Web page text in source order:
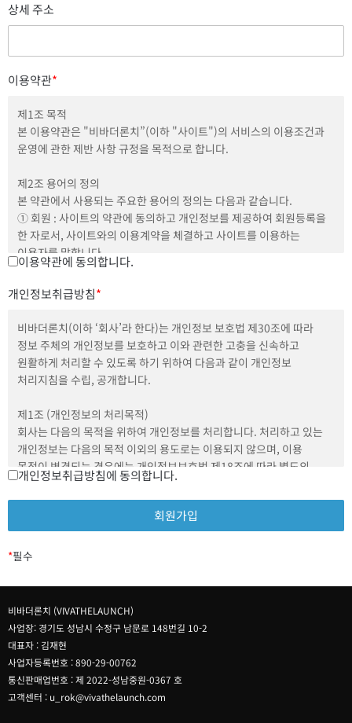
상세 주소
이용약관*
제1조 목적
본 이용약관은 "비바더론치”(이하 "사이트")의 서비스의 이용조건과
운영에 관한 제반 사항 규정을 목적으로 합니다.
제2조 용어의 정의
본 약관에서 사용되는 주요한 용어의 정의는 다음과 같습니다.
① 회원 : 사이트의 약관에 동의하고 개인정보를 제공하여 회원등록을
한 자로서, 사이트와의 이용계약을 체결하고 사이트를 이용하는
이용자를 말합니다.
② 이용계약 : 사이트 이용과 관련하여 사이트와 회원간에 체결 하는
계약을 말합니다.
③ 회원 아이디(이하 "ID") : 회원의 식별과 회원의 서비스 이용을
위하여 회원별로 부여하는 고유한 문자와 숫자의 조합을 말합니다.
④ 비밀번호 : 회원이 부여받은 ID와 일치된 회원임을 확인하고 회원의
권익 보호를 위하여 회원이 선정한 문자와 숫자의 조합을 말합니다.
⑤ 운영자 : 서비스에 홈페이지를 개설하여 운영하는 운영자를
⑥ 해지 : 회원이 이용계약을 해약하는 것을 말합니다.
제3조 약관 외 준칙
운영자는 필요한 경우 별도로 운영정책을 공지 안내할 수 있으며, 본
약관과 운영정책이 중첩될 경우 운영정책이 우선 적용됩니다.
① 이용계약은 회원으로 등록하여 사이트를 이용하려는 자의 본 약관
성립합니다.
약관에 대한 동의 의사 표시를 합니다.
제5조 서비스 이용 신청
① 회원으로 등록하여 사이트를 이용하려는 이용자는 사이트에서
요청하는 제반정보(이용자ID,비밀번호, 닉네임 등)를 제공해야 합니다.
② 타인의 정보를 도용하거나 허위의 정보를 등록하는 등 본인의
이용약관에 동의합니다.
개인정보취급방침*
비바더론치(이하 ‘회사’라 한다)는 개인정보 보호법 제30조에 따라
정보 주체의 개인정보를 보호하고 이와 관련한 고충을 신속하고
원활하게 처리할 수 있도록 하기 위하여 다음과 같이 개인정보
처리지침을 수립, 공개합니다.
제1조 (개인정보의 처리목적)
회사는 다음의 목적을 위하여 개인정보를 처리합니다. 처리하고 있는
개인정보는 다음의 목적 이외의 용도로는 이용되지 않으며, 이용
목적이 변경되는 경우에는 개인정보보호법 제18조에 따라 별도의
동의를 받는 등 필요한 조치를 이행할 예정입니다.
1. 홈페이지 회원 가입 및 관리
회원 가입 의사 확인, 회원제 서비스 제공에 따른 본인 식별ㆍ인증,
회원자격 유지ㆍ관리, 제한적 본인확인제 시행에 따른 본인확인,
서비스 부정 이용 방지, 만 14세 미만 아동의 개인정보처리 시
목적으로 개인정보를 처리합니다.
2. 재화 또는 서비스 제공
물품 배송, 서비스 제공, 계약서 및 청구서 발송, 콘텐츠 제공,
맞춤서비스 제공, 본인인증, 연령인증, 요금 결제 및 정산, 채권추심
등을 목적으로 개인정보를 처리합니다.
3. 고충 처리
민원인의 신원 확인, 민원사항 확인, 사실조사를 위한 연락ㆍ통지, 처리
개인정보취급방침에 동의합니다.
*필수
비바더론치 (VIVATHELAUNCH)
사업장: 경기도 성남시 수정구 남문로 148번길 10-2
대표자 : 김재현
사업자등록번호 : 890-29-00762
통신판매업번호 : 제 2022-성남중원-0367 호
고객센터 : u_rok@vivathelaunch.com